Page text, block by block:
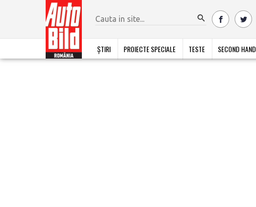
ȘTIRI PROIECTE SPECIALE TESTE SECOND HAND